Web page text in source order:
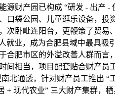
源财产园已构成 “研发 - 出产
口袋公园、儿童逛乐设备，投
次卧毗连阳台，更鞭策了贸易
就业，成为合肥县域中最具
合肥市区的外溢改善人群而言
间相当，项目配套贴合财产
北通透，针对财产员工推出
+ 现代农业” 三大财产集群，